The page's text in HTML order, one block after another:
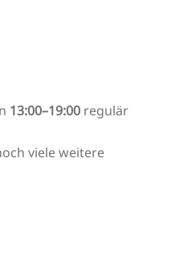
13:00–19:00 regulär
viele weitere